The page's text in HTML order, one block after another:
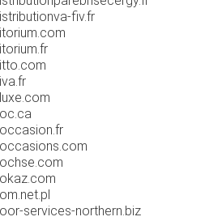
fiv.fr
services-northern.biz